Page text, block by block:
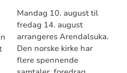
Mandag 10. august til
fredag 14. august
arrangeres Arendalsuka.
Den norske kirke har
flere spennende